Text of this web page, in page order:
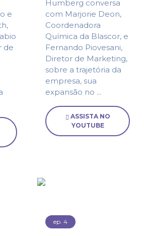
e
de
Humberg conversa
com Marjorie Deon,
Coordenadora
Química da Blascor, e
Fernando Piovesani,
Diretor de Marketing,
sobre a trajetória da
empresa, sua
expansão no ...
ASSISTA NO
YOUTUBE
ep. 4